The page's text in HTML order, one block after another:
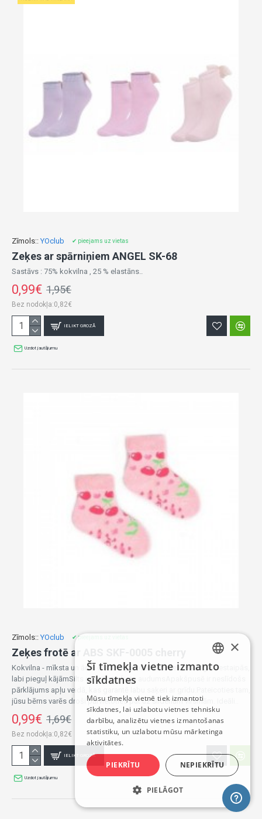
Zīmols:: YOclub ✔ pieejams uz vietas
Zeķes ar spārniņiem ANGEL SK-68
Sastāvs : 75% kokvilna , 25 % elastāns..
0,99€ 1,95€
Bez nodokļa:0,82€
IELIKT GROZĀ
Uzdot jautājumu
Zīmols:: YOclub ✔ pieejams uz vietas
Zeķes frotē ar ABS SKF-0005 cherry
Kokvilna - mīksta un ādai draudzīgaPotītes modelisElastīga, nestaipās,
labi pieguļ kājāmSilts un mīksts frote audumsApakšpusē ir neslīdošs
pārklājums apļu veidā, kas garantē labu saķeri ar grīdu.Pateicoties tam,
jūsu bērns varēs droši pārvietoties pat uz slidenām virsmām. Ideāli..
0,99€ 1,69€
Bez nodokļa:0,82€
IELIKT GROZĀ
Uzdot jautājumu
LATVIAN
ENGLISH
×
Šī tīmekļa vietne izmanto
sīkdatnes
Mūsu tīmekļa vietnē tiek izmantoti
sīkdatnes, lai uzlabotu vietnes tehnisku
darbību, analizētu vietnes izmantošanas
statistiku, un uzlabotu mūsu mārketinga
aktivitātes.
PIEKRĪTU NEPIEKRĪTU
PIELĀGOT